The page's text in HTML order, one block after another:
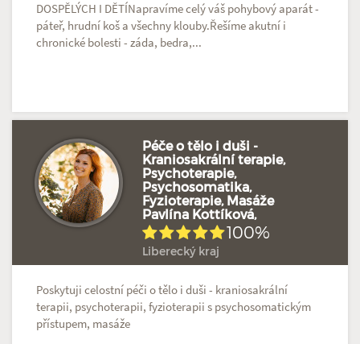
DOSPĚLÝCH I DĚTÍNapravíme celý váš pohybový aparát -
páteř, hrudní koš a všechny klouby.Řešíme akutní i
chronické bolesti - záda, bedra,...
Péče o tělo i duši -
Kraniosakrální terapie,
Psychoterapie,
Psychosomatika,
Fyzioterapie, Masáže
Pavlína Kottíková,
100%
Liberecký kraj
Poskytuji celostní péči o tělo i duši - kraniosakrální
terapii, psychoterapii, fyzioterapii s psychosomatickým
přístupem, masáže
Hodnoceno: 5× Profil terapeuta